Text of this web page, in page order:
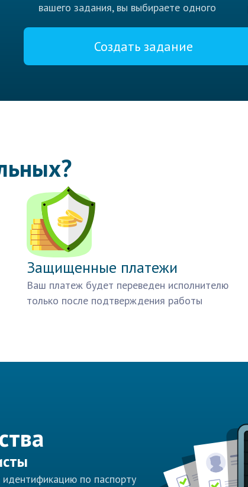
вашего задания, вы выбираете одного
Создать задание
Защищенные платежи
Ваш платеж будет переведен исполнителю
только после подтверждения работы
по паспорту